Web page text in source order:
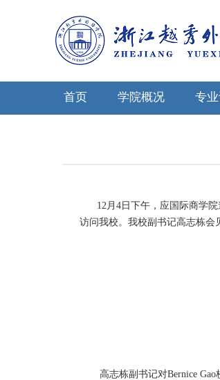
首页 学院概况 专
12月 4日下午，应国际商学
访问我校。我校副书记高志栋会
高志栋副书记对Bernice Gao